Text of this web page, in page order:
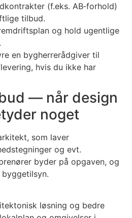
(f.eks. AB‑forhold)
tilbud.
og hold ugentlige
en bygherrerådgiver til
hvis du ikke har
— når design
noget
som laver
og evt.
byder på opgaven, og
løsning og bedre